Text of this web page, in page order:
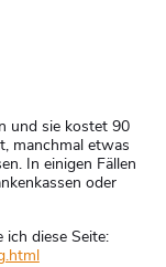
und sie kostet 90
manchmal etwas
In einigen Fällen
oder
diese Seite: